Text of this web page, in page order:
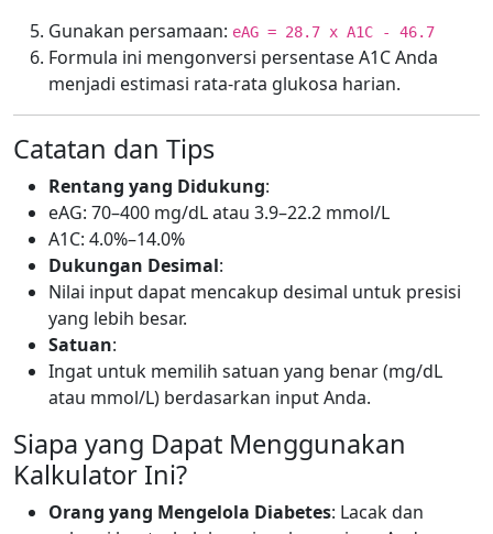
Gunakan persamaan: eAG = 28.7 x A1C - 46.7
Formula ini mengonversi persentase A1C Anda
menjadi estimasi rata-rata glukosa harian.
Catatan dan Tips
Rentang yang Didukung:
eAG: 70–400 mg/dL atau 3.9–22.2 mmol/L
A1C: 4.0%–14.0%
Dukungan Desimal:
Nilai input dapat mencakup desimal untuk presisi
yang lebih besar.
Satuan:
Ingat untuk memilih satuan yang benar (mg/dL
atau mmol/L) berdasarkan input Anda.
Siapa yang Dapat Menggunakan
Kalkulator Ini?
Orang yang Mengelola Diabetes: Lacak dan